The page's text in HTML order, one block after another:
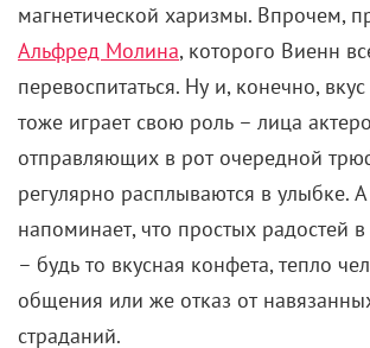
магнетической харизмы. Впрочем,
Альфред Молина, которого Виенн
перевоспитаться. Ну и, конечно,
тоже играет свою роль – лица
отправляющих в рот очередной
регулярно расплываются в улыбке.
напоминает, что простых радостей
– будь то вкусная конфета, тепло
общения или же отказ от
страданий.